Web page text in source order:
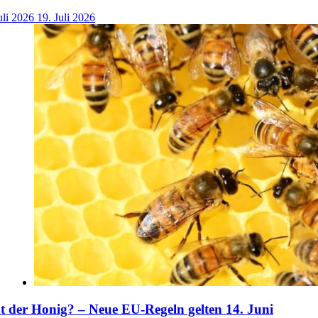
2026 19. Juli 2026
der Honig? – Neue EU-Regeln gelten 14. Juni